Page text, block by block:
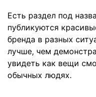
Есть раздел под
публикуются
бренда в разных
лучше, чем
увидеть как вещи
обычных людях.